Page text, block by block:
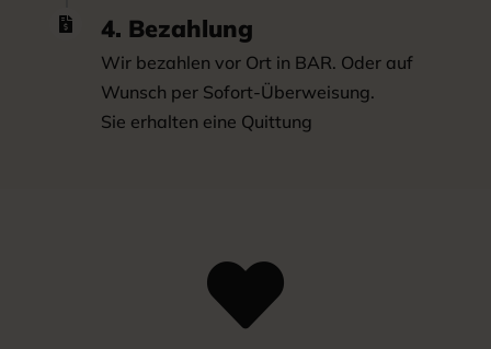
 4. Bezahlung
Wir bezahlen vor Ort in BAR. Oder auf
Wunsch per Sofort-Überweisung.
Sie erhalten eine Quittung
